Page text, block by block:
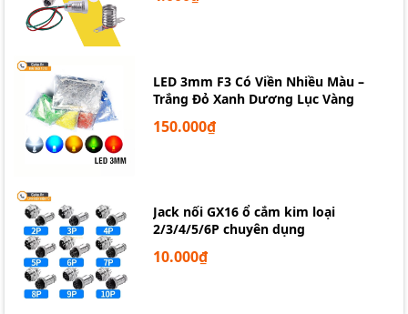
LED 3mm F3 Có Viền Nhiều Màu –
Trắng Đỏ Xanh Dương Lục Vàng
150.000₫
Jack nối GX16 ổ cắm kim loại
2/3/4/5/6P chuyên dụng
10.000₫